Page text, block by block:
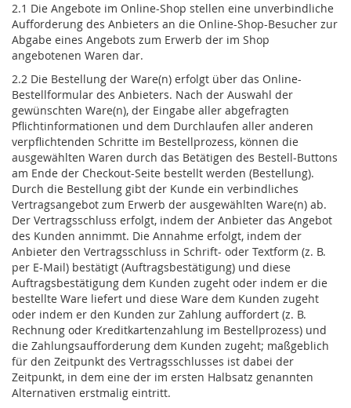
2.1 Die Angebote im Online-Shop stellen eine unverbindliche
Aufforderung des Anbieters an die Online-Shop-Besucher zur
Abgabe eines Angebots zum Erwerb der im Shop
angebotenen Waren dar.
2.2 Die Bestellung der Ware(n) erfolgt über das Online-
Bestellformular des Anbieters. Nach der Auswahl der
gewünschten Ware(n), der Eingabe aller abgefragten
Pflichtinformationen und dem Durchlaufen aller anderen
verpflichtenden Schritte im Bestellprozess, können die
ausgewählten Waren durch das Betätigen des Bestell-Buttons
am Ende der Checkout-Seite bestellt werden (Bestellung).
Durch die Bestellung gibt der Kunde ein verbindliches
Vertragsangebot zum Erwerb der ausgewählten Ware(n) ab.
Der Vertragsschluss erfolgt, indem der Anbieter das Angebot
des Kunden annimmt. Die Annahme erfolgt, indem der
Anbieter den Vertragsschluss in Schrift- oder Textform (z. B.
per E-Mail) bestätigt (Auftragsbestätigung) und diese
Auftragsbestätigung dem Kunden zugeht oder indem er die
bestellte Ware liefert und diese Ware dem Kunden zugeht
oder indem er den Kunden zur Zahlung auffordert (z. B.
Rechnung oder Kreditkartenzahlung im Bestellprozess) und
die Zahlungsaufforderung dem Kunden zugeht; maßgeblich
für den Zeitpunkt des Vertragsschlusses ist dabei der
Zeitpunkt, in dem eine der im ersten Halbsatz genannten
Alternativen erstmalig eintritt.